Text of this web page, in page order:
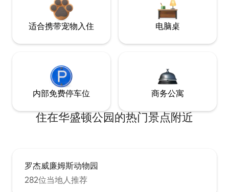
适合携带宠物入住 电脑桌
内部免费停车位 商务公寓
住在华盛顿公园的热门景点附近
罗杰威廉姆斯动物园
282位当地人推荐